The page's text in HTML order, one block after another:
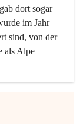
dort sogar
im Jahr
sind, von der
als Alpe